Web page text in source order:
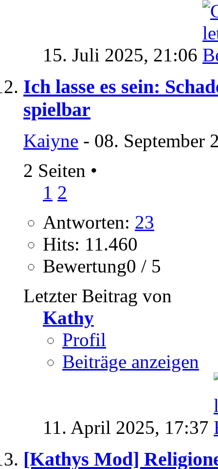
15. Juli 2025, 21:06
Ich lasse es sein:
spielbar
Kaiyne - 08. September
2 Seiten •
1 2
Antworten: 23
Hits: 11.460
Bewertung0 / 5
Letzter Beitrag von
Kathy
Profil
Beiträge anzeigen
11. April 2025, 17:37
[Kathys Mod]